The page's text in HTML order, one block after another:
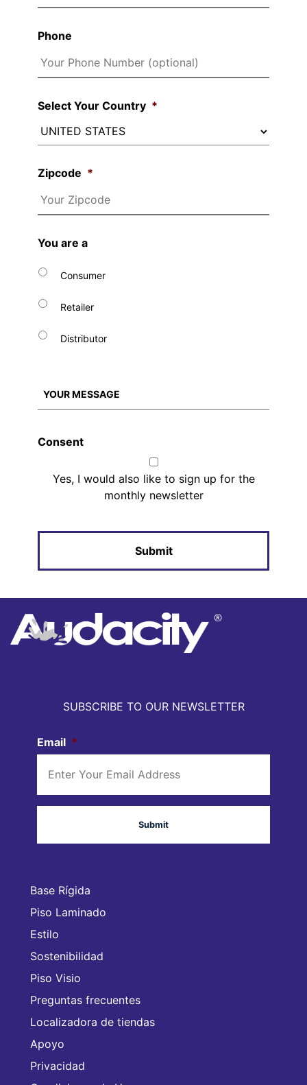
Phone
Select Your Country *
Zipcode *
You are a
Consumer
Retailer
Distributor
Consent
Yes, I would also like to sign up for the
monthly newsletter
Base Rígida
Piso Laminado
Estilo
Sostenibilidad
Piso Visio
Preguntas frecuentes
Localizadora de tiendas
Apoyo
Privacidad
SUBSCRIBE TO OUR NEWSLETTER
Email *